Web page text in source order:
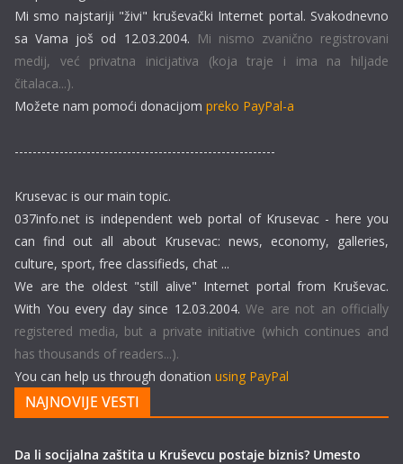
Mi smo najstariji "živi" kruševački Internet portal. Svakodnevno
sa Vama još od 12.03.2004. Mi nismo zvanično registrovani
medij, već privatna inicijativa (koja traje i ima na hiljade
čitalaca...).
Možete nam pomoći donacijom preko PayPal-a
----------------------------------------------------------
Krusevac is our main topic.
037info.net is independent web portal of Krusevac - here you
can find out all about Krusevac: news, economy, galleries,
culture, sport, free classifieds, chat ...
We are the oldest "still alive" Internet portal from Kruševac.
With You every day since 12.03.2004. We are not an officially
registered media, but a private initiative (which continues and
has thousands of readers...).
You can help us through donation using PayPal
NAJNOVIJE VESTI
Da li socijalna zaštita u Kruševcu postaje biznis? Umesto